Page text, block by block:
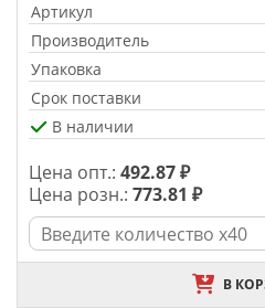
Артикул
Производитель
Упаковка
Срок поставки
В наличии
Цена опт.: 492.87 ₽
Цена розн.: 773.81 ₽
В